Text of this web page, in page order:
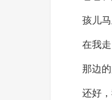
孩儿
在我
那边
还好